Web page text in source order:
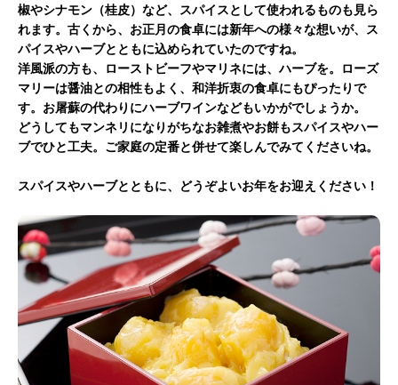
椒やシナモン（桂皮）など、スパイスとして使われるものも見ら
れます。古くから、お正月の食卓には新年への様々な想いが、ス
パイスやハーブとともに込められていたのですね。
洋風派の方も、ローストビーフやマリネには、ハーブを。ローズ
マリーは醤油との相性もよく、和洋折衷の食卓にもぴったりで
す。お屠蘇の代わりにハーブワインなどもいかがでしょうか。
どうしてもマンネリになりがちなお雑煮やお餅もスパイスやハー
ブでひと工夫。ご家庭の定番と併せて楽しんでみてくださいね。
スパイスやハーブとともに、どうぞよいお年をお迎えください！